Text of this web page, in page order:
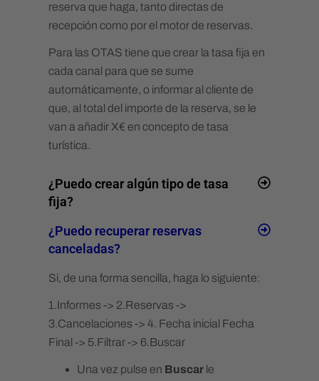
Temporadas y precios especiales
Listado de precios
Tarifas y costes adicionales
Tasas
Rate Shopper
Restricciones Online
Restricciones canales Channel manager
Mantenimiento
Facturación
Facturación
Diseño factura
Datos facturación
Impuestos
reserva que haga, tanto directas de
recepción como por el motor de reservas.
Para las OTAS tiene que crear la tasa fija en
cada canal para que se sume
automáticamente, o informar al cliente de
que, al total del importe de la reserva, se le
van a añadir X€ en concepto de tasa
turística.
¿Puedo crear algún tipo de tasa
fija?
¿Puedo recuperar reservas
canceladas?
Si, de una forma sencilla, haga lo siguiente:
1.Informes -> 2.Reservas ->
3.Cancelaciones -> 4. Fecha inicial Fecha
Final -> 5.Filtrar -> 6.Buscar
Una vez pulse en Buscar le